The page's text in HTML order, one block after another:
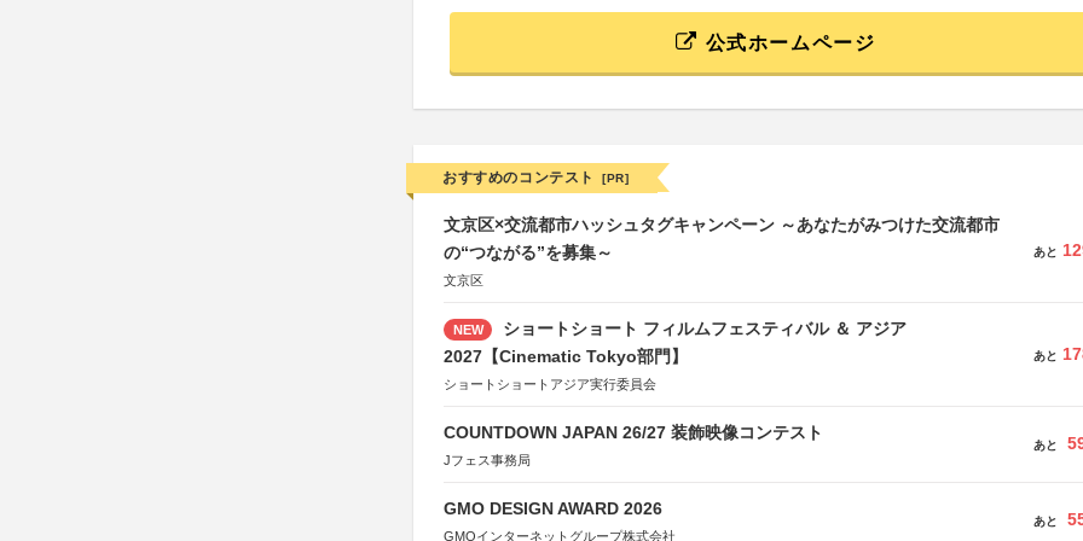
公式ホームページ
おすすめのコンテスト [PR]
文京区×交流都市ハッシュタグキャンペーン ～あなたがみつけた交流都市
の“つながる”を募集～
文京区
あと
NEW
ショートショート フィルムフェスティバル ＆ アジア
2027【Cinematic Tokyo部門】
ショートショートアジア実行委員会
あと
COUNTDOWN JAPAN 26/27 装飾映像コンテスト
Jフェス事務局
あと
GMO DESIGN AWARD 2026
GMOインターネットグループ株式会社
あと